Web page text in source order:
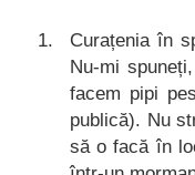
Curațenia în
Nu-mi
facem pipi
publică). Nu
să o facă în